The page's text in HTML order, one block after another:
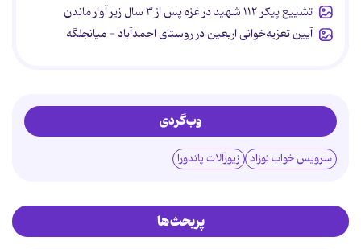
تشییع پیکر ۱۱۲ شهید در غزه پس از ۳ سال زیر آوار ماندن
آیین تعزیه‌خوانی اربعین در روستای احمدآباد - میانجلگه
وب‌گردی
سرویس خواب نوزاد زیورآلات پاندورا
پربحث‌ها